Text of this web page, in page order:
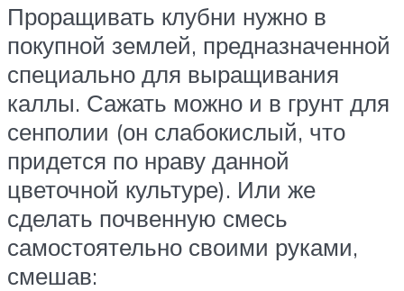
Проращивать клубни нужно в
покупной землей, предназначенной
специально для выращивания
каллы. Сажать можно и в грунт для
сенполии (он слабокислый, что
придется по нраву данной
цветочной культуре). Или же
сделать почвенную смесь
самостоятельно своими руками,
смешав: